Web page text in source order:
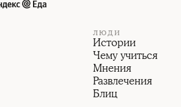
ЛЮДИ
Истории
Чему учиться
Мнения
Развлечения
Блиц